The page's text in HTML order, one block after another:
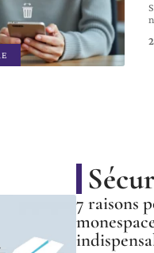
7 raisons